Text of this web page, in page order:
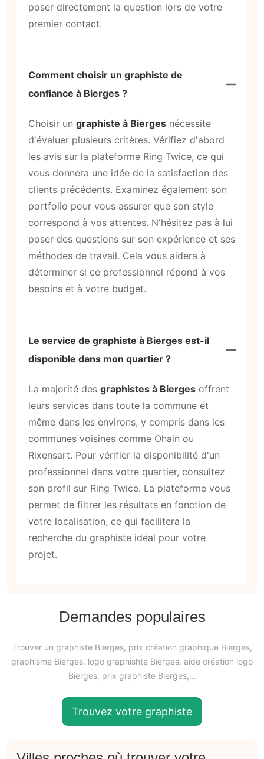
poser directement la question lors de votre
premier contact.
Comment choisir un graphiste de
confiance à Bierges ?
Choisir un graphiste à Bierges nécessite
d'évaluer plusieurs critères. Vérifiez d'abord
les avis sur la plateforme Ring Twice, ce qui
vous donnera une idée de la satisfaction des
clients précédents. Examinez également son
portfolio pour vous assurer que son style
correspond à vos attentes. N'hésitez pas à lui
poser des questions sur son expérience et ses
méthodes de travail. Cela vous aidera à
déterminer si ce professionnel répond à vos
besoins et à votre budget.
Le service de graphiste à Bierges est-il
disponible dans mon quartier ?
La majorité des graphistes à Bierges offrent
leurs services dans toute la commune et
même dans les environs, y compris dans les
communes voisines comme Ohain ou
Rixensart. Pour vérifier la disponibilité d'un
professionnel dans votre quartier, consultez
son profil sur Ring Twice. La plateforme vous
permet de filtrer les résultats en fonction de
votre localisation, ce qui facilitera la
recherche du graphiste idéal pour votre
projet.
Demandes populaires
Trouver un graphiste Bierges, prix création graphique Bierges,
graphisme Bierges, logo graphishte Bierges, aide création logo
Bierges, prix graphiste Bierges,…
Trouvez votre graphiste